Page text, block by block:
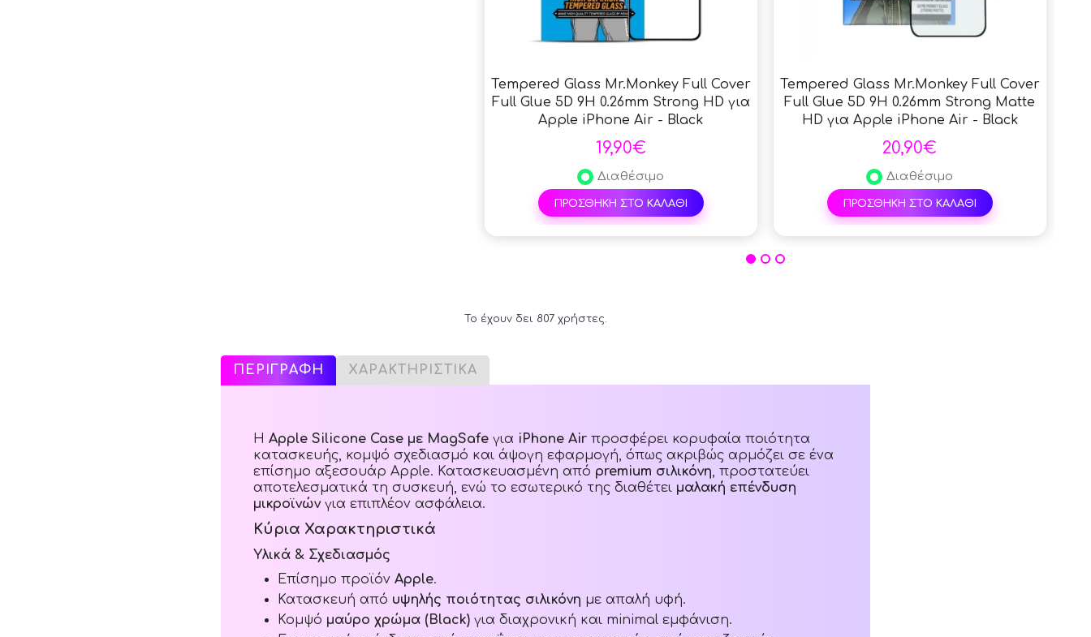
Το έχουν δει 807 χρήστες.
Tempered Glass Mr.Monkey Full Cover
Full Glue 5D 9H 0.26mm Strong HD για
Apple iPhone Air - Black
19,90€
Διαθέσιμο
ΠΡΟΣΘΗΚΗ ΣΤΟ ΚΑΛΑΘΙ
Tempered Glass Mr.Monkey Full Cover
Full Glue 5D 9H 0.26mm Strong Matte
HD για Apple iPhone Air - Black
20,90€
Διαθέσιμο
ΠΡΟΣΘΗΚΗ ΣΤΟ ΚΑΛΑΘΙ
ΠΕΡΙΓΡΑΦΗ ΧΑΡΑΚΤΗΡΙΣΤΙΚΑ
ΗApple Silicone Case με MagSafe για iPhone Air προσφέρει κορυφαία ποιότητα
κατασκευής, κομψό σχεδιασμό και άψογη εφαρμογή, όπως ακριβώς αρμόζει σε ένα
επίσημο αξεσουάρ Apple. Κατασκευασμένη από premium σιλικόνη, προστατεύει
αποτελεσματικά τη συσκευή, ενώ το εσωτερικό της διαθέτει μαλακή επένδυση
μικροϊνώνγια επιπλέον ασφάλεια.
Κύρια Χαρακτηριστικά
Υλικά & Σχεδιασμός
Επίσημο προϊόνApple.
Κατασκευή από υψηλής ποιότητας σιλικόνη με απαλή υφή.
Κομψό μαύρο χρώμα (Black) για διαχρονική και minimal εμφάνιση.